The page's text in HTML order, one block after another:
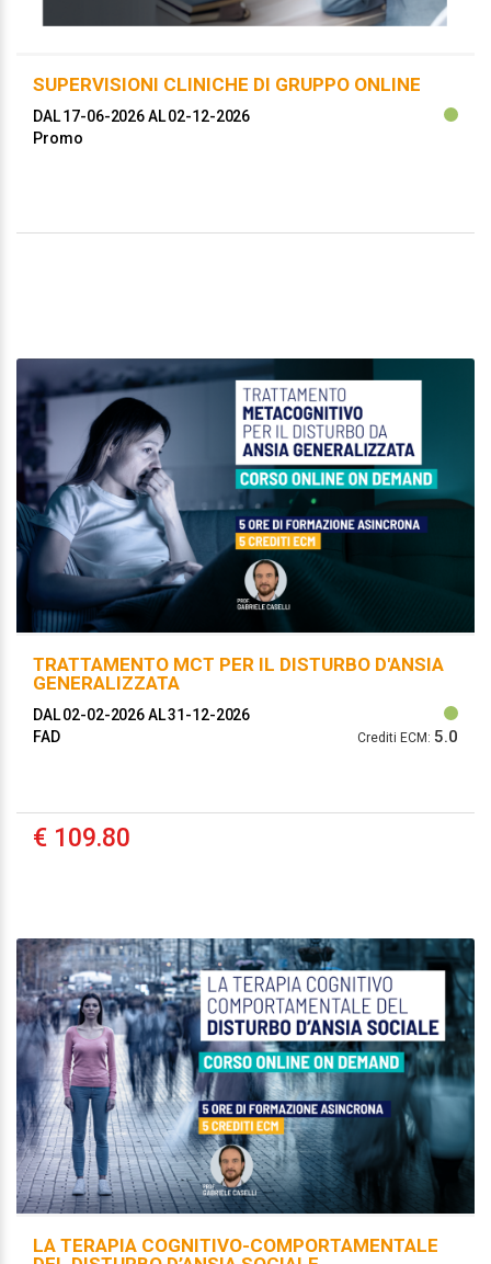
SUPERVISIONI CLINICHE DI GRUPPO ONLINE
DAL 17-06-2026AL 02-12-2026
Promo
TRATTAMENTO MCT PER IL DISTURBO D'ANSIA
GENERALIZZATA
DAL 02-02-2026AL 31-12-2026
FAD
Crediti ECM: 5.0
€ 109.80
LA TERAPIA COGNITIVO-COMPORTAMENTALE